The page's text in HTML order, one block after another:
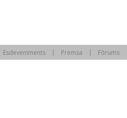
Esdeveniments Premsa Fòrums